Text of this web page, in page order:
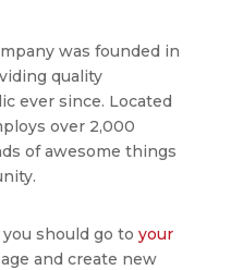
was founded in
quality
ever since. Located
over 2,000
of awesome things
should go to your
and create new